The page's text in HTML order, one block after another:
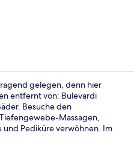
gelegen, denn hier
entfernt von: Bulevardi
Besuche den
Massagen,
Pediküre verwöhnen. Im